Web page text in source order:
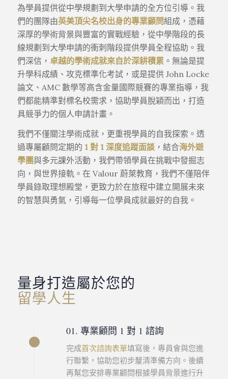
為學員提供從中學規劃到大學申請的全方位引導。我
們的團隊由英美頂尖名校出身的專業顧問組成，憑藉
深厚的學術背景與豐富的實戰經驗，從中學階段的長
線規劃到大學申請的衝刺階段提供學員全程協助。 我
們深信， 卓越的學術成就來自於深耕積累 。無論是提
升學科成績、攻克標準化考試，或是提供 John Locke
論文、AMC 數學等高含金量國際競賽的專業指導，我
們都能精準對標名校需求，協助學員脫穎而出，打造
具競爭力的個人申請計畫。
我們不僅關注學術成就，更重視學員的自我探索。透
過專屬顧問定期的 1 對 1 深度追蹤面談，結合海外遊
學團與多元課外活動，我們帶領學員在挑戰中發掘志
向，與世界接軌。在 Valour 蔚萊教育，我們不僅陪伴
學員錄取理想殿堂，更致力於在旅程中建立開展未來
的智慧與勇氣，引導每一位學員成就最好的自我。
量身打造屬於您的
留學人生
01. 專業顧問 1 對 1 諮詢
完成首次諮詢表單填寫後，專員會與您進
行聯繫，協助您初步釐清準備方向。後續
再幫您安排專業顧問根據學員背景進行升